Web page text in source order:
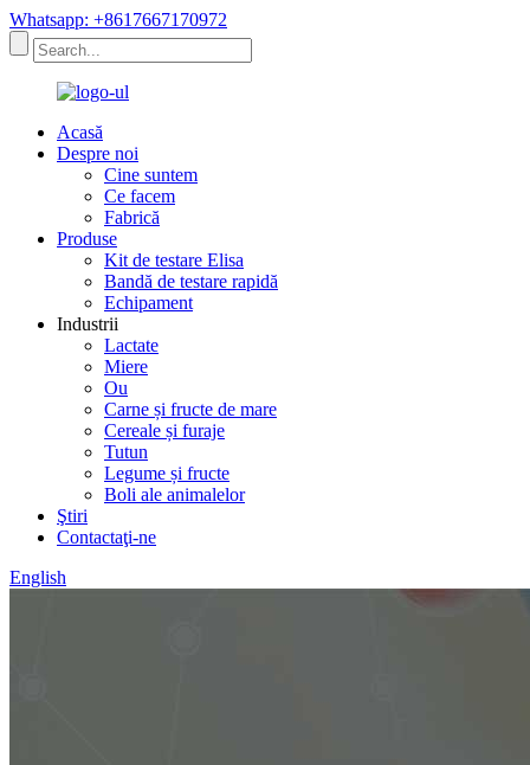
Whatsapp: +8617667170972
Acasă
Despre noi
Cine suntem
Ce facem
Fabrică
Produse
Kit de testare Elisa
Bandă de testare rapidă
Echipament
Industrii
Lactate
Miere
Ou
Carne și fructe de mare
Cereale și furaje
Tutun
Legume și fructe
Boli ale animalelor
Ştiri
Contactaţi-ne
English